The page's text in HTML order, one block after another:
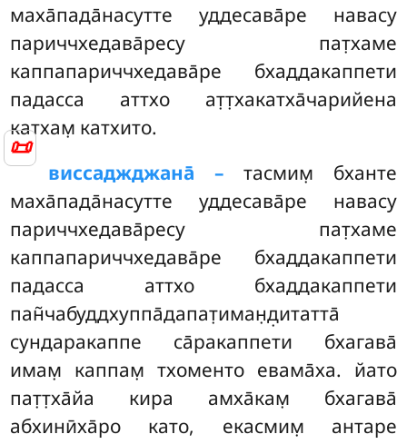
📜
маха̄пада̄насутте уддесава̄ре навасу
париччхедава̄ресу пат̣хаме
каппапариччхедава̄ре бхаддакаппети
падасса аттхо ат̣т̣хакатха̄чарийена
катхам̣ катхито.
виссаджджана̄ –тасмим̣ бханте
маха̄пада̄насутте уддесава̄ре навасу
париччхедава̄ресу пат̣хаме
каппапариччхедава̄ре бхаддакаппети
падасса аттхо бхаддакаппети
пан̃чабуддхуппа̄дапат̣иман̣д̣итатта̄
сундаракаппе са̄ракаппети бхагава̄
имам̣ каппам̣ тхоменто евама̄ха. йато
пат̣т̣ха̄йа кира амха̄кам̣ бхагава̄
абхинӣха̄ро като, екасмим̣ антаре